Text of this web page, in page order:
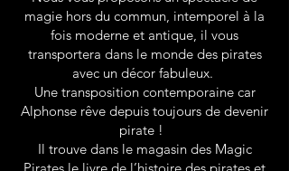
magie hors du commun, intemporel à la
fois moderne et antique, il vous
transportera dans le monde des pirates
avec un décor fabuleux.
Une transposition contemporaine car
Alphonse rêve depuis toujours de devenir
pirate !
Il trouve dans le magasin des Magic